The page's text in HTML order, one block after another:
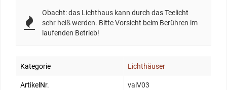
Obacht: das Lichthaus kann durch das Teelicht
sehr heiß werden. Bitte Vorsicht beim Berühren im
laufenden Betrieb!
Kategorie Lichthäuser
ArtikelNr. vaiV03